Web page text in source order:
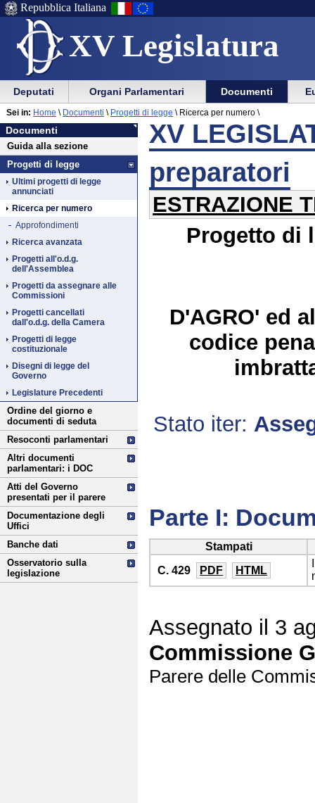
XV Legislatura
Menu
di
ausilio
alla
navigazione
Vai
Menu
di
navigazione
principale
Repubblica Italiana
Menu
di
navigazione
principale
Vai
menu
di
sezione
Deputati Organi Parlamentari Documenti
Documenti
Vai
al
contenuto
Documenti
Guida alla sezione
Progetti di legge
Ultimi progetti di legge
annunciati
Ricerca per numero
Approfondimenti
Ricerca avanzata
Progetti all'o.d.g.
dell'Assemblea
Progetti da assegnare alle
Commissioni
Progetti cancellati
dall'o.d.g. della Camera
Progetti di legge
costituzionale
Disegni di legge del
Governo
Legislature Precedenti
Ordine del giorno e
documenti di seduta
Resoconti parlamentari
Altri documenti
parlamentari: i DOC
Atti del Governo
presentati per il parere
Documentazione degli
Uffici
Banche dati
Osservatorio sulla
legislazione
Sei in: Home \ Documenti \ Progetti di legge \ Ricerca per numero \
XV
preparatori
ESTRAZIONE
Progetto di
D'AGRO' ed
codice
Stato iter:
Parte I:
Stampati
C. 429
PDF HTML
Assegnato il 3
Commissione
Parere delle